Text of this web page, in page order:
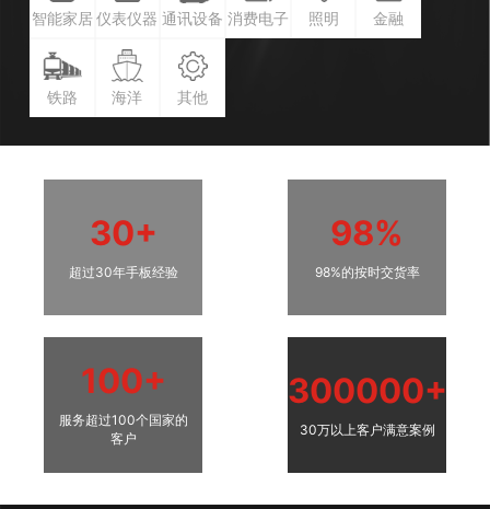
智能家居 仪表仪器 通讯设备 消费电子 照明 金融
铁路 海洋 其他
30+
超过30年手板经验
98%
98%的按时交货率
100+
服务超过100个国家的
客户
300000+
30万以上客户满意案例